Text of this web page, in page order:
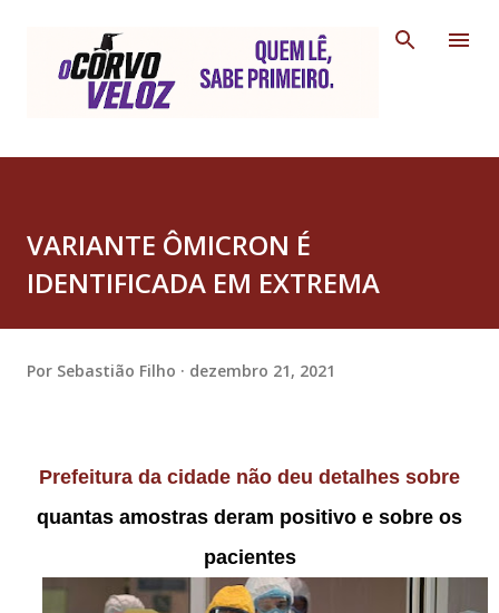
VARIANTE ÔMICRON É
IDENTIFICADA EM EXTREMA
Por Sebastião Filho dezembro 21, 2021
Prefeitura da cidade não deu detalhes sobre
quantas amostras deram positivo e sobre os
pacientes